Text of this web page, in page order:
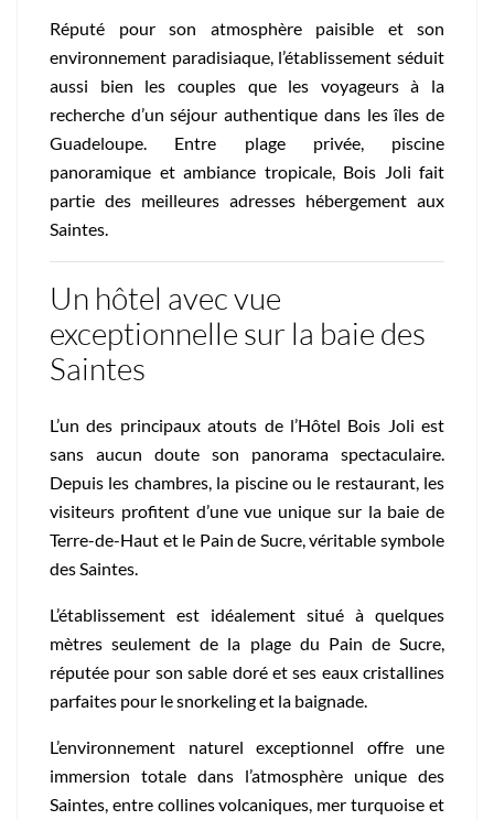
Réputé pour son atmosphère paisible et son
environnement paradisiaque, l’établissement séduit
aussi bien les couples que les voyageurs à la
recherche d’un séjour authentique dans les îles de
Guadeloupe. Entre plage privée, piscine
panoramique et ambiance tropicale, Bois Joli fait
partie des meilleures adresses hébergement aux
Saintes.
Un hôtel avec vue
exceptionnelle sur la baie des
Saintes
L’un des principaux atouts de l’Hôtel Bois Joli est
sans aucun doute son panorama spectaculaire.
Depuis les chambres, la piscine ou le restaurant, les
visiteurs profitent d’une vue unique sur la baie de
Terre-de-Haut et le Pain de Sucre, véritable symbole
des Saintes.
L’établissement est idéalement situé à quelques
mètres seulement de la plage du Pain de Sucre,
réputée pour son sable doré et ses eaux cristallines
parfaites pour le snorkeling et la baignade.
L’environnement naturel exceptionnel offre une
immersion totale dans l’atmosphère unique des
Saintes, entre collines volcaniques, mer turquoise et